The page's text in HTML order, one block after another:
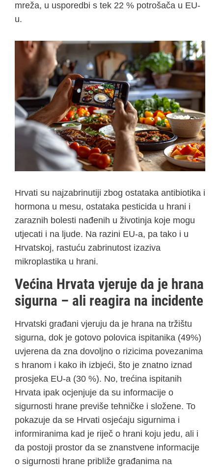
mreža, u usporedbi s tek 22 % potrošača u EU-
u.
Hrvati su najzabrinutiji zbog ostataka antibiotika i
hormona u mesu, ostataka pesticida u hrani i
zaraznih bolesti nađenih u životinja koje mogu
utjecati i na ljude. Na razini EU-a, pa tako i u
Hrvatskoj, rastuću zabrinutost izaziva
mikroplastika u hrani.
Većina Hrvata vjeruje da je hrana
sigurna – ali reagira na incidente
Hrvatski građani vjeruju da je hrana na tržištu
sigurna, dok je gotovo polovica ispitanika (49%)
uvjerena da zna dovoljno o rizicima povezanima
s hranom i kako ih izbjeći, što je znatno iznad
prosjeka EU-a (30 %). No, trećina ispitanih
Hrvata ipak ocjenjuje da su informacije o
sigurnosti hrane previše tehničke i složene. To
pokazuje da se Hrvati osjećaju sigurnima i
informiranima kad je riječ o hrani koju jedu, ali i
da postoji prostor da se znanstvene informacije
o sigurnosti hrane približe građanima na